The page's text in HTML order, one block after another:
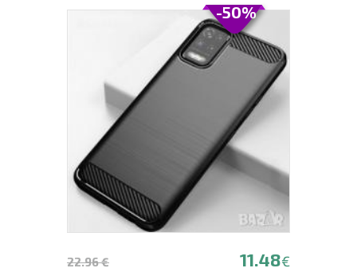
22.96 € 11.48€
-50%